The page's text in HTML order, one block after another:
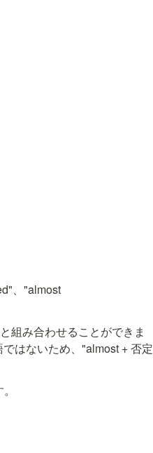
、"almost
組み合わせることができま
はないため、"almost + 否定